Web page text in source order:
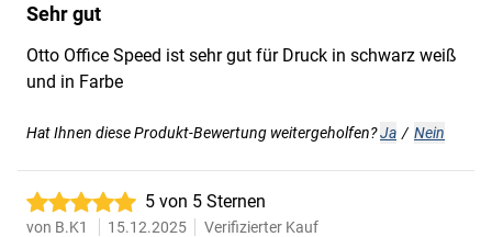
Sehr gut
Otto Office Speed ist sehr gut für Druck in schwarz weiß
und in Farbe
Hat Ihnen diese Produkt-Bewertung weitergeholfen?Ja / Nein
5 von 5 Sternen
von B.K1 15.12.2025 Verifizierter Kauf